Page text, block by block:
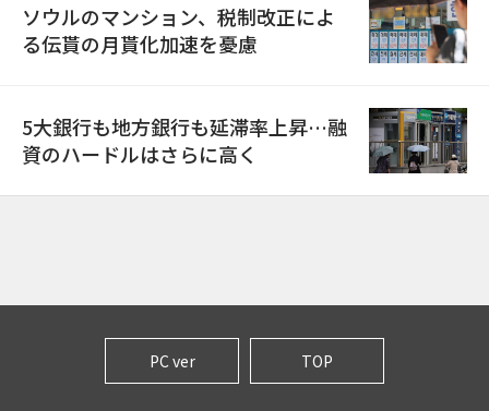
ソウルのマンション、税制改正によ
る伝貰の月貰化加速を憂慮
5大銀行も地方銀行も延滞率上昇…融
資のハードルはさらに高く
PC ver TOP